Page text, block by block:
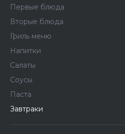
Первые блюда
Вторые блюда
Гриль меню
Напитки
Салаты
Соусы
Паста
Завтраки